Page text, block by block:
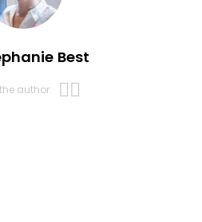
Best
author: Opens new